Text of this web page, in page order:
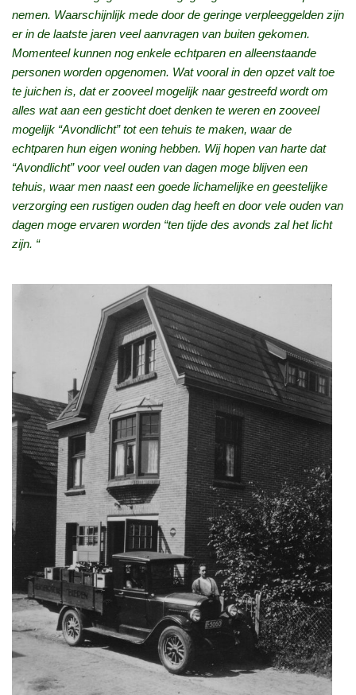
nemen. Waarschijnlijk mede door de geringe verpleeggelden zijn
er in de laatste jaren veel aanvragen van buiten gekomen.
Momenteel kunnen nog enkele echtparen en alleenstaande
personen worden opgenomen. Wat vooral in den opzet valt toe
te juichen is, dat er zooveel mogelijk naar gestreefd wordt om
alles wat aan een gesticht doet denken te weren en zooveel
mogelijk “Avondlicht” tot een tehuis te maken, waar de
echtparen hun eigen woning hebben. Wij hopen van harte dat
“Avondlicht” voor veel ouden van dagen moge blijven een
tehuis, waar men naast een goede lichamelijke en geestelijke
verzorging een rustigen ouden dag heeft en door vele ouden van
dagen moge ervaren worden “ten tijde des avonds zal het licht
zijn. “